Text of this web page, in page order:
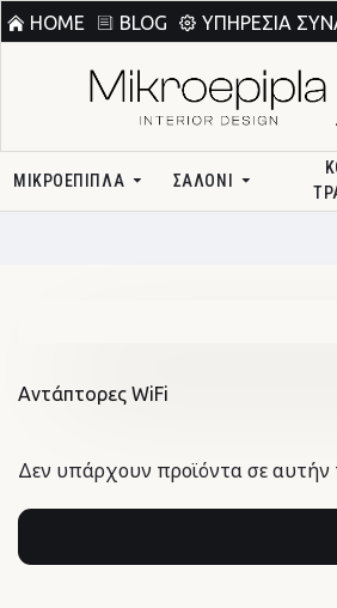
HOME BLOG ΥΠΗΡΕΣΊΑ
ΜΙΚΡΟΕΠΙΠΛΑ ΣΑΛΌΝΙ
Αντάπτορες WiFi
Δεν υπάρχουν προϊόντα σε αυτήν